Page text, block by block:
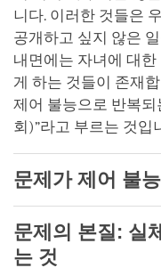
니다. 이러한 것들은
공개하고 싶지 않은
내면에는 자녀에 대한
게 하는 것들이 존재
제어 불능으로 반복되
회)”라고 부르는 것입
문제가 제어 불
문제의 본질: 실
는 것